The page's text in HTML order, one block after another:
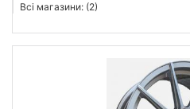
Всі магазини: (2)